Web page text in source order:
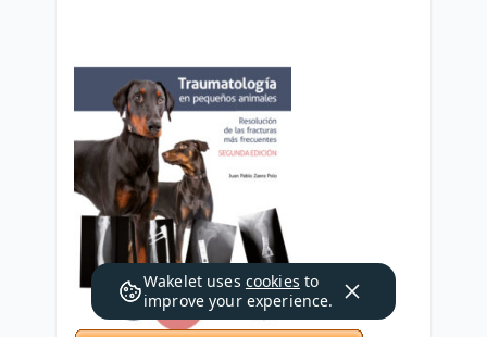
Wakelet uses cookies to
improve your experience.